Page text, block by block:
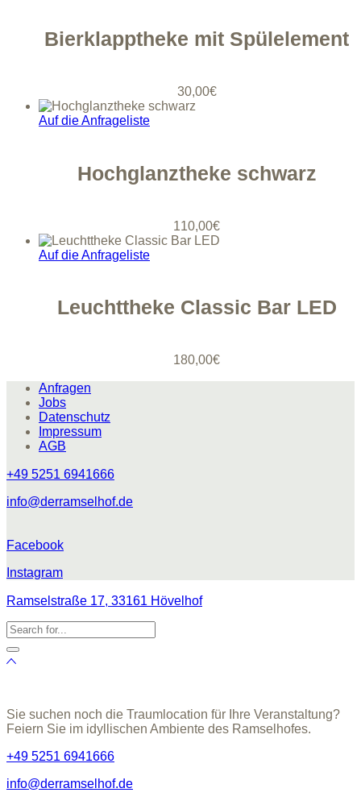
Bierklapptheke mit Spülelement
30,00€
Auf die Anfrageliste
Hochglanztheke schwarz
110,00€
Auf die Anfrageliste
Leuchttheke Classic Bar LED
180,00€
Anfragen
Jobs
Datenschutz
Impressum
AGB
+49 5251 6941666
info@derramselhof.de
Facebook
Instagram
Ramselstraße 17, 33161 Hövelhof
Sie suchen noch die Traumlocation für Ihre Veranstaltung?
Feiern Sie im idyllischen Ambiente des Ramselhofes.
+49 5251 6941666
info@derramselhof.de